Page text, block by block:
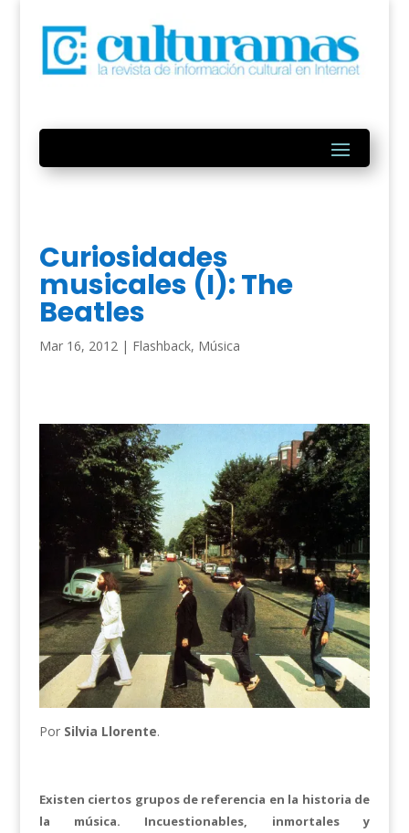
Curiosidades
musicales (I): The
Beatles
Mar 16, 2012| Flashback, Música
Por Silvia Llorente.
Existen ciertos grupos de referencia en la historia de
la música. Incuestionables, inmortales y